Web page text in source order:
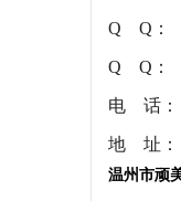
Q Q：
Q Q：
电 话：
地 址：
温州市顽